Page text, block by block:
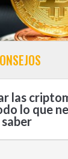
las
lo que
saber